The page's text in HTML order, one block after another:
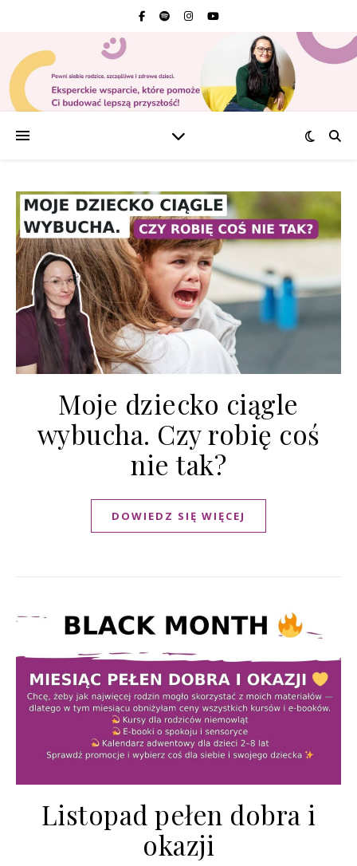
Moje dziecko ciągle
wybucha. Czy robię coś
nie tak?
DOWIEDZ SIĘ WIĘCEJ
Listopad pełen dobra i
okazji